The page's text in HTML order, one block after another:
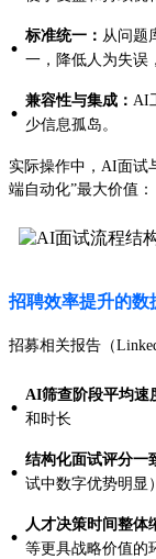
· 标准统一： 从问题
一，降低人为失误
· 兼容性与集成： AI
少信息孤岛。
实际操作中，AI面试
端自动化”最大价值：
招聘效率提升的数
招募相关报告（
· AI筛查阶段平均速
和时长
· 结构化面试评分一
试中数字优势明显）
· 人才决策时间整体
等更具战略价值的